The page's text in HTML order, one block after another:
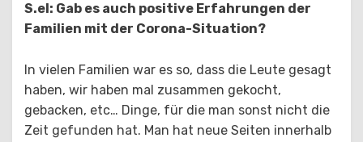
S.el: Gab es auch positive Erfahrungen der
Familien mit der Corona-Situation?
In vielen Familien war es so, dass die Leute gesagt
haben, wir haben mal zusammen gekocht,
gebacken, etc… Dinge, für die man sonst nicht die
Zeit gefunden hat. Man hat neue Seiten innerhalb